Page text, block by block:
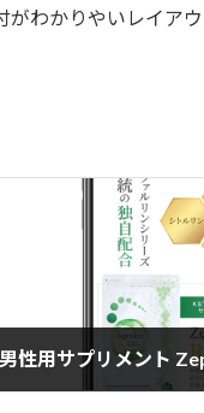
わかりやいレイアウ
男性用サプリメント